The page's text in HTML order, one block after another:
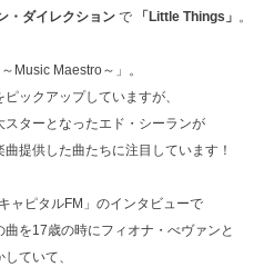
・ダイレクション で 「Little Things」 。
Music Maestro～」。
ックアップしていますが、
ターとなったエド・シーランが
提供した曲たちに注目しています！
ャピタルFM」のインタビューで
を17歳の時にフィオナ・べヴァンと
ていて、